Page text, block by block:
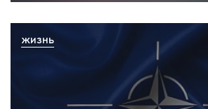
ЖИЗНЬ